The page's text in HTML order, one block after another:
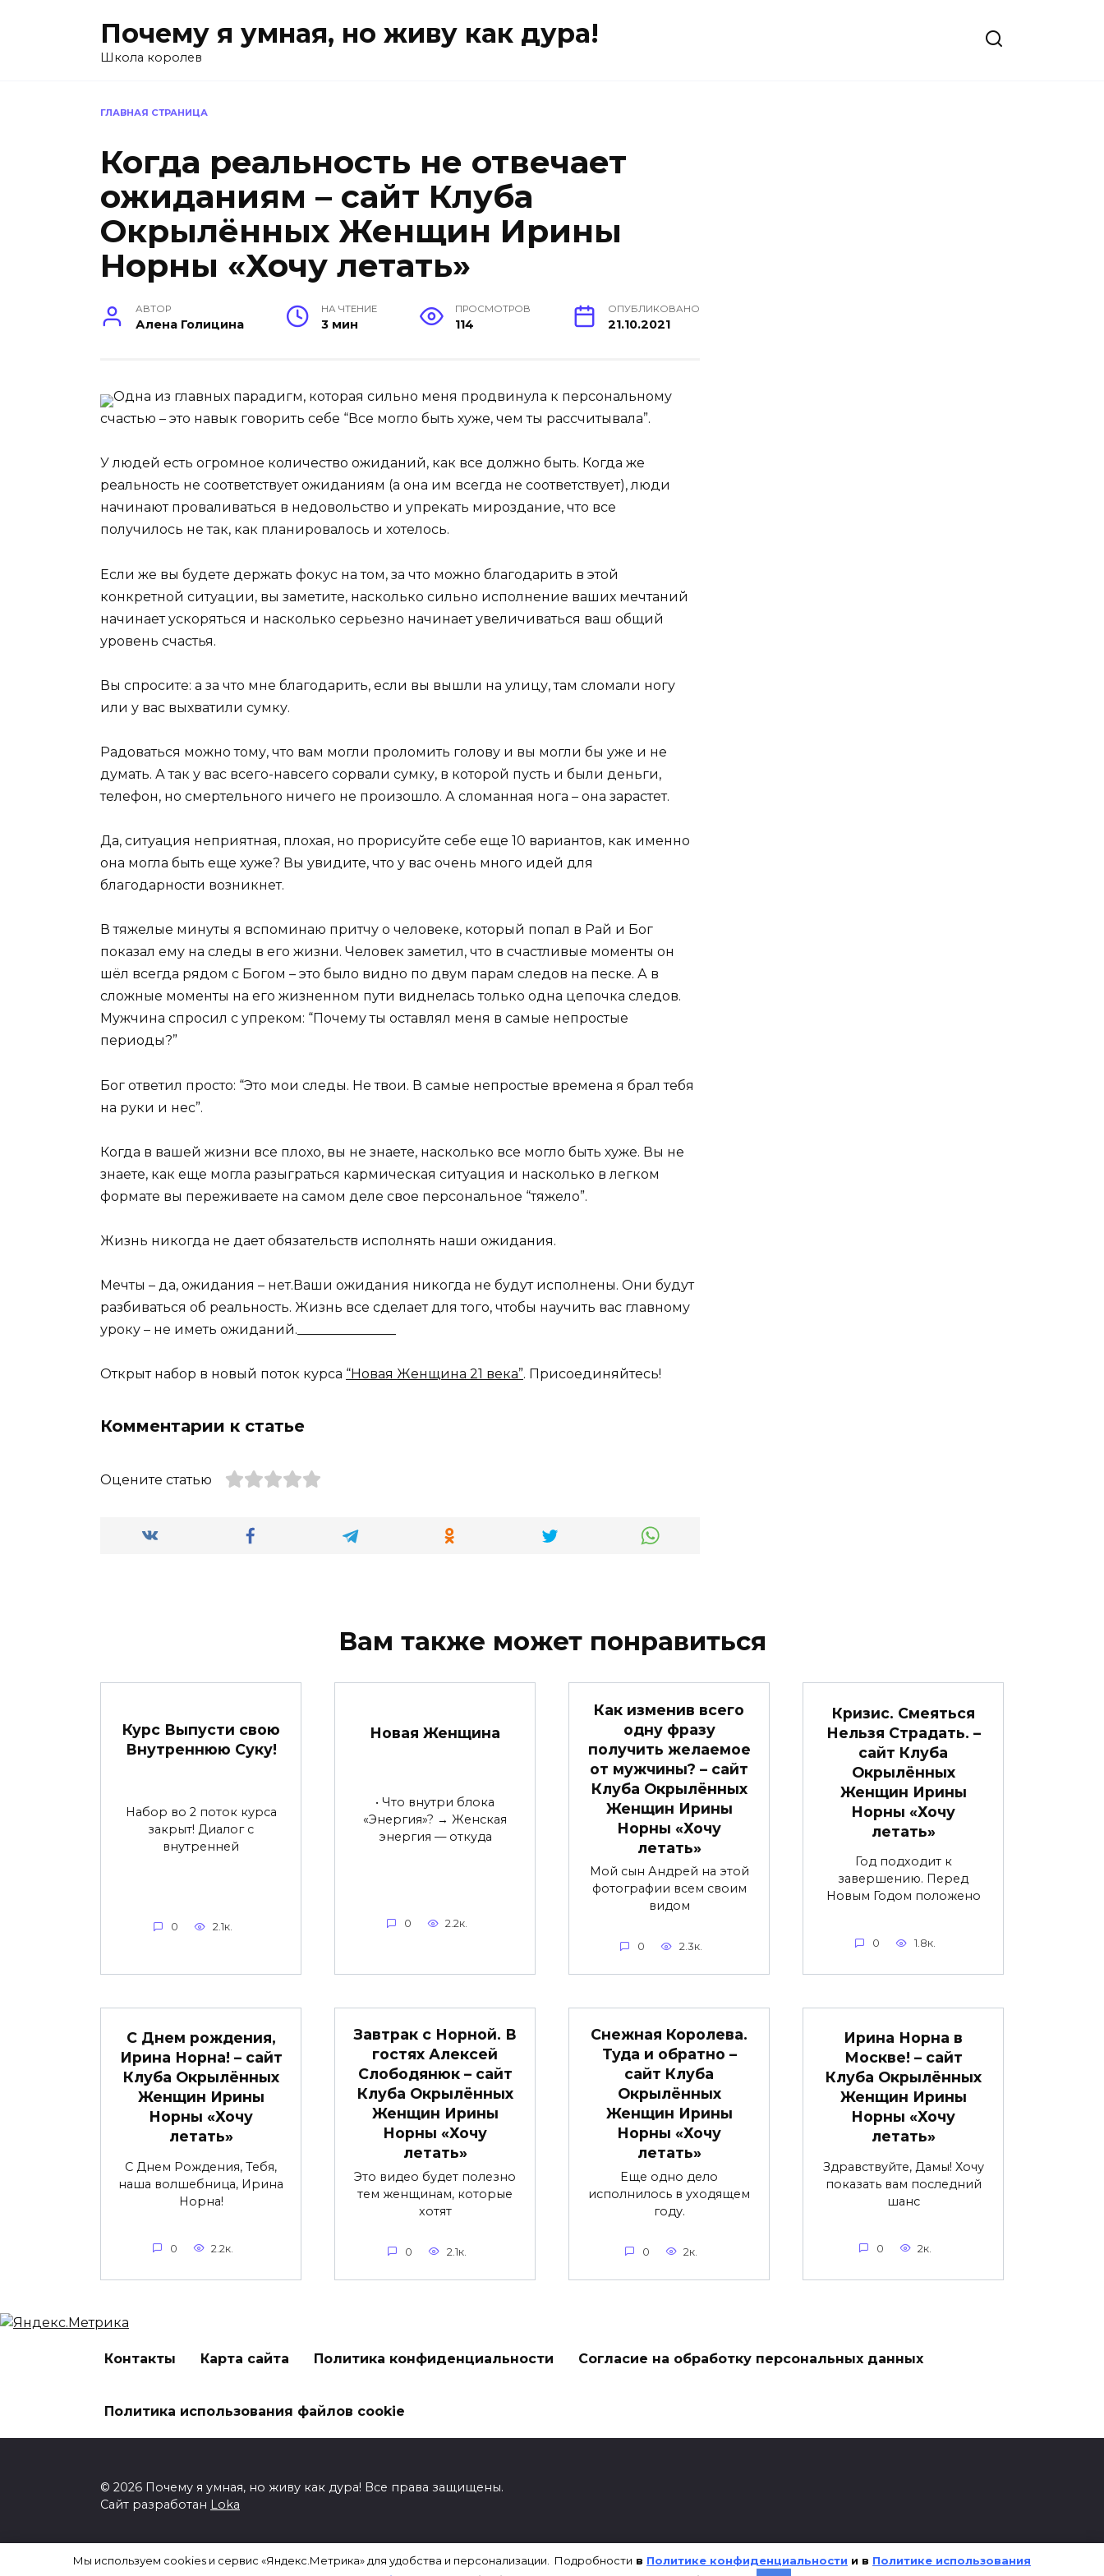
Почему я умная, но живу как дура!
Школа королев
ГЛАВНАЯ СТРАНИЦА
Когда реальность не отвечает
ожиданиям – сайт Клуба
Окрылённых Женщин Ирины
Норны «Хочу летать»
АВТОР
Алена Голицина
НА ЧТЕНИЕ
3 мин
ПРОСМОТРОВ
114
ОПУБЛИКОВАНО
21.10.2021
Одна из главных парадигм, которая сильно меня продвинула к персональному
счастью – это навык говорить себе “Все могло быть хуже, чем ты рассчитывала”.
У людей есть огромное количество ожиданий, как все должно быть. Когда же
реальность не соответствует ожиданиям (а она им всегда не соответствует), люди
начинают проваливаться в недовольство и упрекать мироздание, что все
получилось не так, как планировалось и хотелось.
Если же вы будете держать фокус на том, за что можно благодарить в этой
конкретной ситуации, вы заметите, насколько сильно исполнение ваших мечтаний
начинает ускоряться и насколько серьезно начинает увеличиваться ваш общий
уровень счастья.
Вы спросите: а за что мне благодарить, если вы вышли на улицу, там сломали ногу
или у вас выхватили сумку.
Радоваться можно тому, что вам могли проломить голову и вы могли бы уже и не
думать. А так у вас всего-навсего сорвали сумку, в которой пусть и были деньги,
телефон, но смертельного ничего не произошло. А сломанная нога – она зарастет.
Да, ситуация неприятная, плохая, но прорисуйте себе еще 10 вариантов, как именно
она могла быть еще хуже? Вы увидите, что у вас очень много идей для
благодарности возникнет.
В тяжелые минуты я вспоминаю притчу о человеке, который попал в Рай и Бог
показал ему на следы в его жизни. Человек заметил, что в счастливые моменты он
шёл всегда рядом с Богом – это было видно по двум парам следов на песке. А в
сложные моменты на его жизненном пути виднелась только одна цепочка следов.
Мужчина спросил с упреком: “Почему ты оставлял меня в самые непростые
периоды?”
Бог ответил просто: “Это мои следы. Не твои. В самые непростые времена я брал тебя
на руки и нес”.
Когда в вашей жизни все плохо, вы не знаете, насколько все могло быть хуже. Вы не
знаете, как еще могла разыграться кармическая ситуация и насколько в легком
формате вы переживаете на самом деле свое персональное “тяжело”.
Жизнь никогда не дает обязательств исполнять наши ожидания.
Мечты – да, ожидания – нет.Ваши ожидания никогда не будут исполнены. Они будут
разбиваться об реальность. Жизнь все сделает для того, чтобы научить вас главному
уроку – не иметь ожиданий._______________
Открыт набор в новый поток курса “Новая Женщина 21 века”. Присоединяйтесь!
Комментарии к статье
Оцените статью
Вам также может понравиться
Курс Выпусти свою
Внутреннюю Суку!
Набор во 2 поток курса
закрыт! Диалог с
внутренней
0 2.1к.
Новая Женщина
• Что внутри блока
«Энергия»? → Женская
энергия — откуда
0 2.2к.
Как изменив всего
одну фразу
получить желаемое
от мужчины? – сайт
Клуба Окрылённых
Женщин Ирины
Норны «Хочу
летать»
Мой сын Андрей на этой
фотографии всем своим
видом
0 2.3к.
Кризис. Смеяться
Нельзя Страдать. –
сайт Клуба
Окрылённых
Женщин Ирины
Норны «Хочу
летать»
Год подходит к
завершению. Перед
Новым Годом положено
0 1.8к.
С Днем рождения,
Ирина Норна! – сайт
Клуба Окрылённых
Женщин Ирины
Норны «Хочу
летать»
С Днем Рождения, Тебя,
наша волшебница, Ирина
Норна!
0 2.2к.
Завтрак с Норной. В
гостях Алексей
Слободянюк – сайт
Клуба Окрылённых
Женщин Ирины
Норны «Хочу
летать»
Это видео будет полезно
тем женщинам, которые
хотят
0 2.1к.
Снежная Королева.
Туда и обратно –
сайт Клуба
Окрылённых
Женщин Ирины
Норны «Хочу
летать»
Еще одно дело
исполнилось в уходящем
году.
0 2к.
Ирина Норна в
Москве! – сайт
Клуба Окрылённых
Женщин Ирины
Норны «Хочу
летать»
Здравствуйте, Дамы! Хочу
показать вам последний
шанс
0 2к.
Контакты Карта сайта Политика конфиденциальности Согласие на обработку персональных данных
Политика использования файлов cookie
© 2026 Почему я умная, но живу как дура! Все права защищены.
Сайт разработан Loka
ИП Пискунова Анна Владимировна ИНН: 227500714967
Мы используем cookies и сервис «Яндекс.Метрика» для удобства и персонализации. Подробности в Политике конфиденциальности и в Политике использования